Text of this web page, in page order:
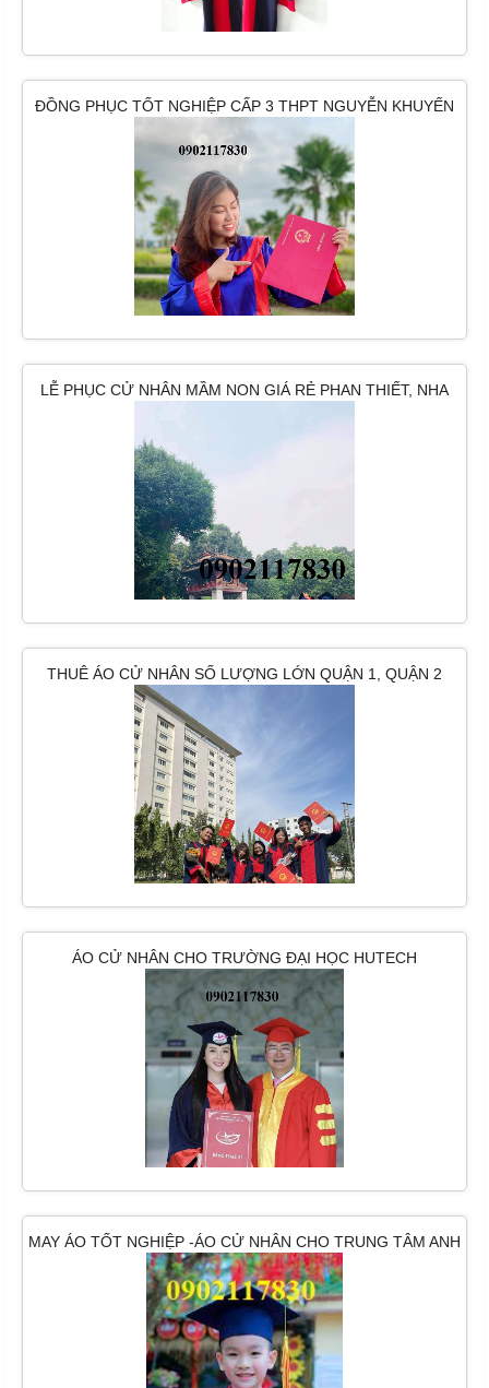
ĐỒNG PHỤC TỐT NGHIỆP CẤP 3 THPT NGUYỄN KHUYẾN
LỄ PHỤC CỬ NHÂN MẦM NON GIÁ RẺ PHAN THIẾT, NHA
THUÊ ÁO CỬ NHÂN SỐ LƯỢNG LỚN QUẬN 1, QUẬN 2
ÁO CỬ NHÂN CHO TRƯỜNG ĐẠI HỌC HUTECH
MAY ÁO TỐT NGHIỆP -ÁO CỬ NHÂN CHO TRUNG TÂM ANH
NGỮ ILA